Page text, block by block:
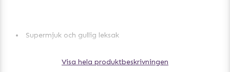
Supermjuk och gullig leksak
Inbyggd pip som går att ta bort för lugnare stunder
Visa hela produktbeskrivningen